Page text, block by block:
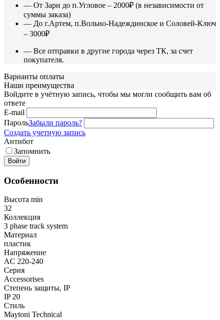
— От Зари до п.Угловое – 2000₽ (в независимости от
суммы заказа)
— До г.Артем, п.Вольно-Надеждинское и Соловей-Ключ
– 3000₽
— Все отправки в другие города через ТК, за счет
покупателя.
Варианты оплаты
Наши преимущества
Войдите в учётную запись, чтобы мы могли сообщить вам об
ответе
E-mail
ПарольЗабыли пароль?
Создать учетную запись
Антибот
Запомнить
Войти
Особенности
Высота min
32
Коллекция
3 phase track system
Материал
пластик
Напряжение
AC 220-240
Серия
Accessorises
Степень защиты, IP
IP 20
Стиль
Maytoni Technical